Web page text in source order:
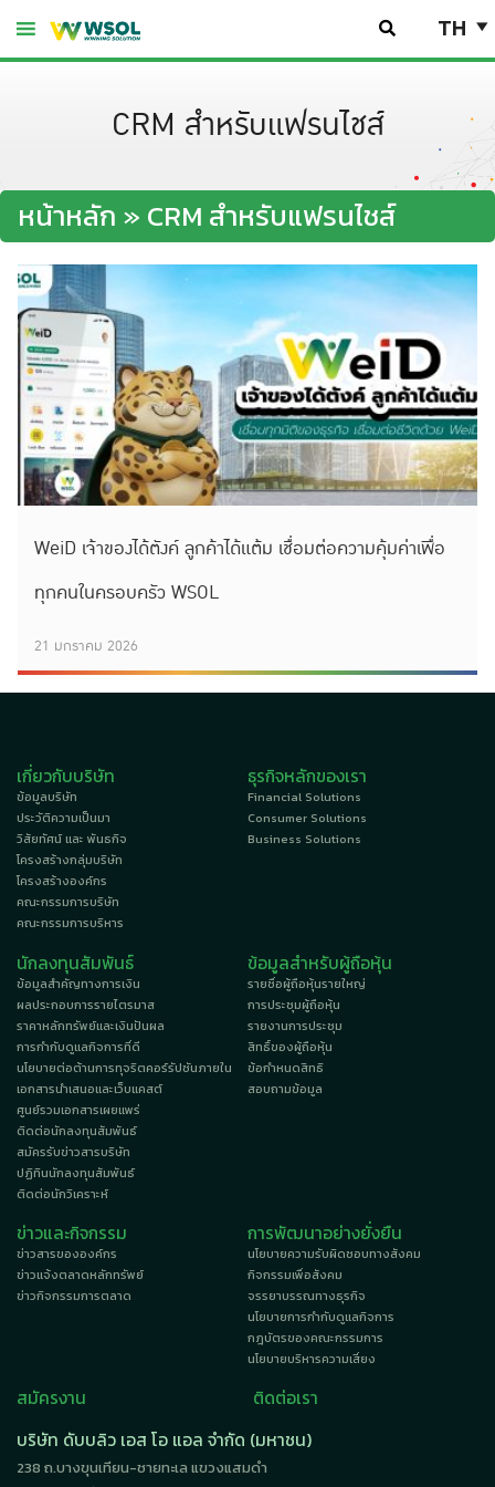
Skip
to
TH
CRM สำหรับแฟรนไชส์
หน้าหลัก » CRM สำหรับแฟรนไชส์
WeiD เจ้าของได้ตังค์ ลูกค้าได้แต้ม เชื่อมต่อความคุ้มค่าเพื่อ
ทุกคนในครอบครัว WSOL
21 มกราคม 2026
เกี่ยวกับบริษัท
ข้อมูลบริษัท
ประวัติความเป็นมา
วิสัยทัศน์ และ พันธกิจ
โครงสร้างกลุ่มบริษัท
โครงสร้างองค์กร
คณะกรรมการบริษัท
คณะกรรมการบริหาร
ธุรกิจหลักของเรา
Financial Solutions
Consumer Solutions
Business Solutions
นักลงทุนสัมพันธ์
ข้อมูลสำคัญทางการเงิน
ผลประกอบการรายไตรมาส
ราคาหลักทรัพย์และเงินปันผล
การกำกับดูแลกิจการที่ดี
นโยบายต่อต้านการทุจริตคอร์รัปชันภายใน
เอกสารนำเสนอและเว็บแคสต์
ศูนย์รวมเอกสารเผยแพร่
ติดต่อนักลงทุนสัมพันธ์
สมัครรับข่าวสารบริษัท
ปฏิทินนักลงทุนสัมพันธ์
ติดต่อนักวิเคราะห์
ข้อมูลสำหรับผู้ถือหุ้น
รายชื่อผู้ถือหุ้นรายใหญ่
การประชุมผู้ถือหุ้น
รายงานการประชุม
สิทธิ์ของผู้ถือหุ้น
ข้อกำหนดสิทธิ
สอบถามข้อมูล
ข่าวและกิจกรรม
ข่าวสารขององค์กร
ข่าวแจ้งตลาดหลักทรัพย์
ข่าวกิจกรรมการตลาด
การพัฒนาอย่างยั่งยืน
นโยบายความรับผิดชอบทางสังคม
กิจกรรมเพื่อสังคม
จรรยาบรรณทางธุรกิจ
นโยบายการกำกับดูแลกิจการ
กฎบัตรของคณะกรรมการ
นโยบายบริหารความเสี่ยง
สมัครงาน
ติดต่อเรา
บริษัท ดับบลิว เอส โอ แอล จำกัด (มหาชน)
238 ถ.บางขุนเทียน-ชายทะเล แขวงแสมดำ